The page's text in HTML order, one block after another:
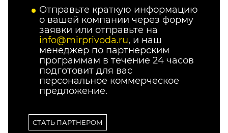
Отправьте краткую информацию
о вашей компании через форму
заявки или отправьте на
info@mirprivoda.ru, и наш
менеджер по партнерским
программам в течение 24 часов
подготовит для вас
персональное коммерческое
предложение.
СТАТЬ ПАРТНЕРОМ